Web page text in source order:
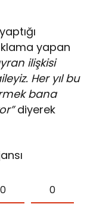
yapan
ilişkisi
Her yıl bu
bana
diyerek
0 0